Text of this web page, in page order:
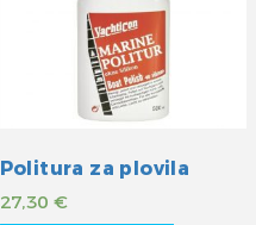
Politura za plovila
27,30€